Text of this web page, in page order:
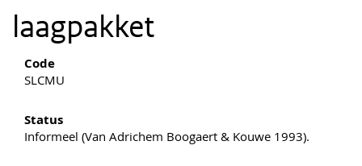
laagpakket
Code
SLCMU
Status
Informeel (Van Adrichem Boogaert & Kouwe 1993).